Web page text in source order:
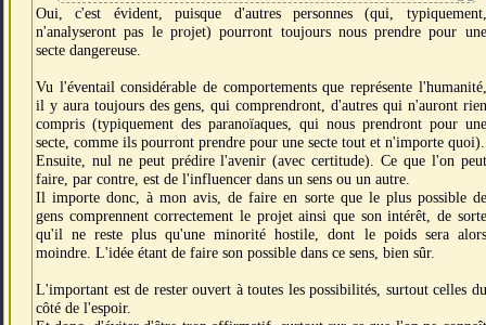
Oui, c'est évident, puisque d'autres personnes (qui, typiquement,
n'analyseront pas le projet) pourront toujours nous prendre pour une
secte dangereuse.
Vu l'éventail considérable de comportements que représente l'humanité,
il y aura toujours des gens, qui comprendront, d'autres qui n'auront rien
compris (typiquement des paranoïaques, qui nous prendront pour une
secte, comme ils pourront prendre pour une secte tout et n'importe quoi).
Ensuite, nul ne peut prédire l'avenir (avec certitude). Ce que l'on peut
faire, par contre, est de l'influencer dans un sens ou un autre.
Il importe donc, à mon avis, de faire en sorte que le plus possible de
gens comprennent correctement le projet ainsi que son intérêt, de sorte
qu'il ne reste plus qu'une minorité hostile, dont le poids sera alors
moindre. L'idée étant de faire son possible dans ce sens, bien sûr.
L'important est de rester ouvert à toutes les possibilités, surtout celles du
côté de l'espoir.